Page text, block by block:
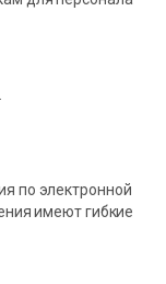
по электронной
имеют гибкие